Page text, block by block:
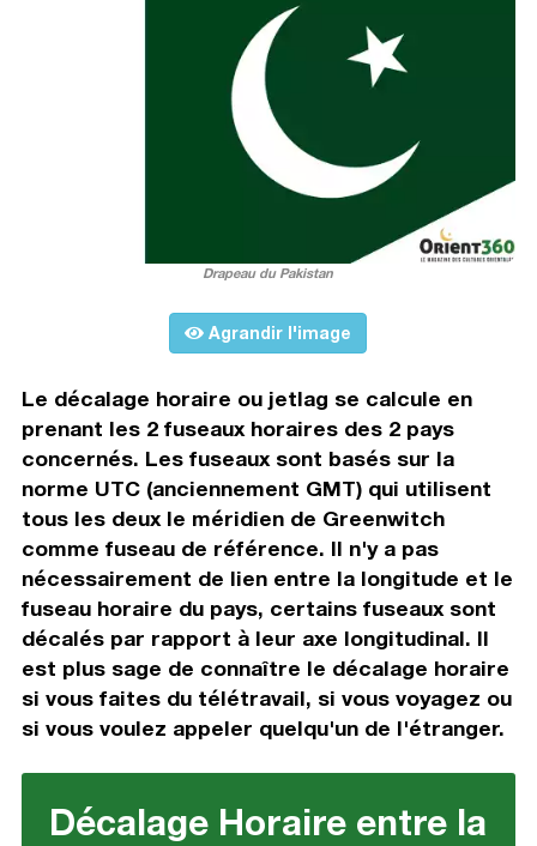
Drapeau du Pakistan
Agrandir l'image
Le décalage horaire ou jetlag se calcule en
prenant les 2 fuseaux horaires des 2 pays
concernés. Les fuseaux sont basés sur la
norme UTC (anciennement GMT) qui utilisent
tous les deux le méridien de Greenwitch
comme fuseau de référence. Il n'y a pas
nécessairement de lien entre la longitude et le
fuseau horaire du pays, certains fuseaux sont
décalés par rapport à leur axe longitudinal. Il
est plus sage de connaître le décalage horaire
si vous faites du télétravail, si vous voyagez ou
si vous voulez appeler quelqu'un de l'étranger.
Décalage Horaire entre la